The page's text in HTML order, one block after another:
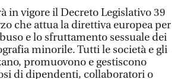
in vigore il Decreto Legislativo 39
che attua la direttiva europea per
e lo sfruttamento sessuale dei
minorile. Tutti le società e gli
promuovono e gestiscono
di dipendenti, collaboratori o